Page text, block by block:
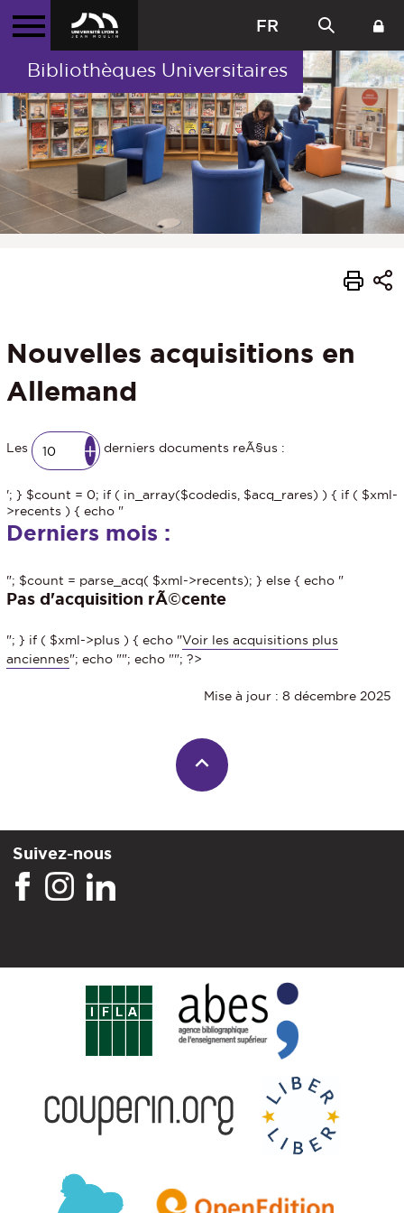
FR
Bibliothèques Universitaires
Nouvelles acquisitions en
Allemand
Les derniers documents reÃ§us :
'; } $count = 0; if ( in_array($codedis, $acq_rares) ) { if ( $xml-
>recents ) { echo "
Derniers mois :
"; $count = parse_acq( $xml->recents); } else { echo "
Pas d'acquisition rÃ©cente
"; } if ( $xml->plus ) { echo "Voir les acquisitions plus
anciennes"; echo ""; echo ""; ?>
Mise à jour : 8 décembre 2025
Suivez-nous